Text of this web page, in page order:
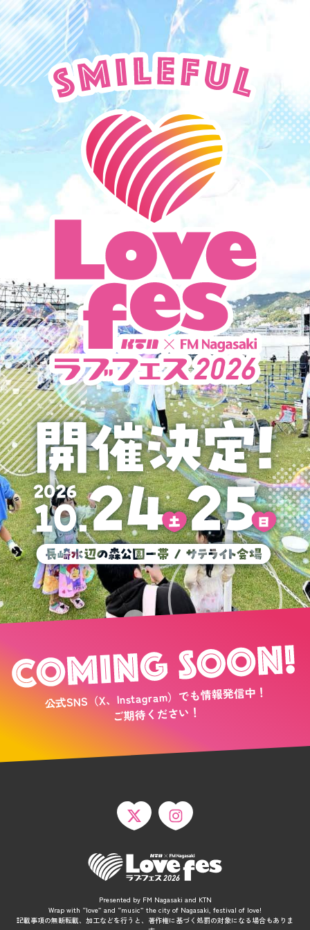
公式SNS（X、Instagram）でも情報発信中！
ご期待ください！
Presented by FM Nagasaki and KTN
Wrap with “love” and “music” the city of Nagasaki, festival of love!
記載事項の無断転載、加工などを行うと、著作権に基づく処罰の対象になる場合もありま